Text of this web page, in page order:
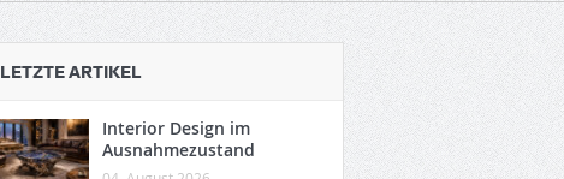
LETZTE ARTIKEL
Interior Design im
Ausnahmezustand